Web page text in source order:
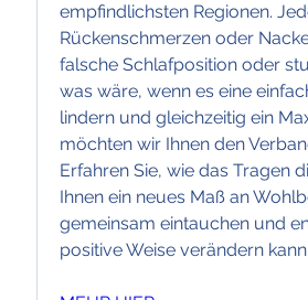
empfindlichsten Regionen.
Rückenschmerzen oder
falsche Schlafposition oder
was wäre, wenn es eine
lindern und gleichzeitig ein
möchten wir Ihnen den
Erfahren Sie, wie das Tragen
Ihnen ein neues Maß an
gemeinsam eintauchen und
positive Weise verändern kann.